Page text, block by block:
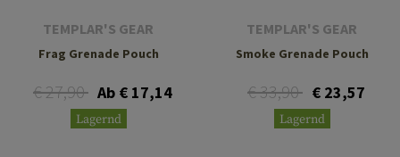
TEMPLAR'S GEAR
Frag Grenade Pouch
€ 27,90 Ab € 17,14
Lagernd
TEMPLAR'S GEAR
Smoke Grenade Pouch
€ 33,90 € 23,57
Lagernd